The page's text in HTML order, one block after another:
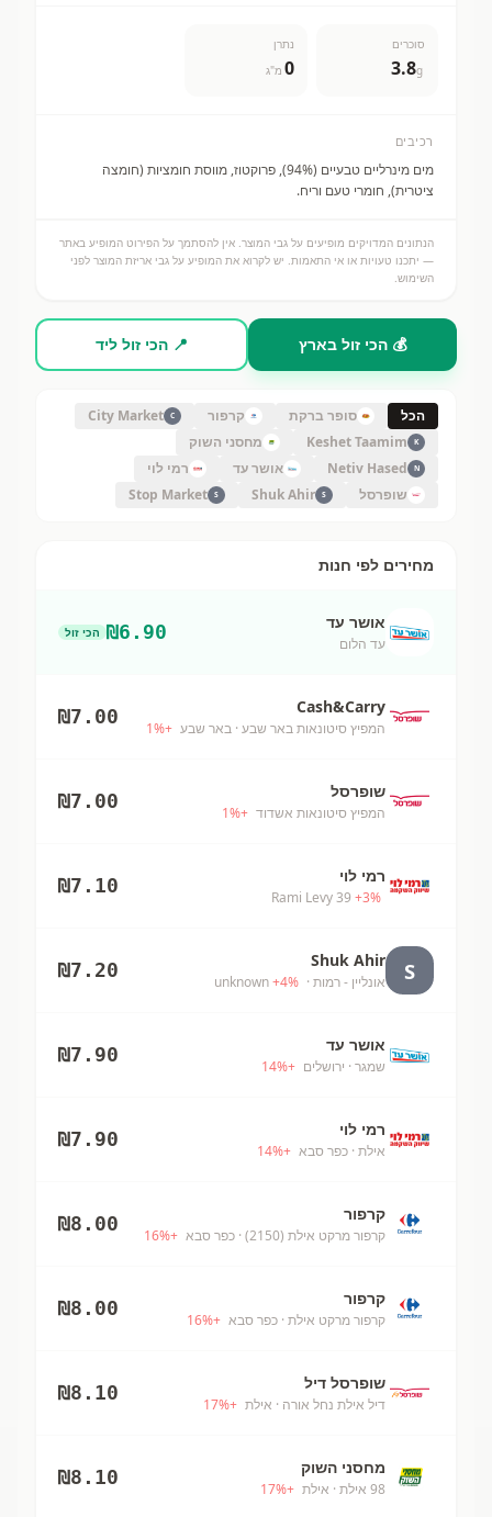
סוכרים
3.8g
נתרן
0 מ"ג
רכיבים
מים מינרליים טבעיים (94%), פרוקטוז, מווסת חומציות (חומצה
ציטרית), חומרי טעם וריח.
הנתונים המדויקים מופיעים על גבי המוצר. אין להסתמך על הפירוט המופיע באתר
— יתכנו טעויות או אי התאמות. יש לקרוא את המופיע על גבי אריזת המוצר לפני
השימוש.
💰 הכי זול בארץ 📍 הכי זול ליד
הכל סופר ברקת קרפור C
City Market
K
Keshet Taamim מחסני השוק
N
Netiv Hased אושר עד
רמי לוי
שופרסל
S
Shuk Ahir
S
Stop Market
מחירים לפי חנות
אושר עד
עד הלום
₪6.90 הכי זול
Cash&Carry
המפיץ סיטונאות באר שבע · באר שבע +
1%
₪7.00
שופרסל
המפיץ סיטונאות אשדוד +
1%
₪7.00
רמי לוי
Rami Levy 39 +3%
₪7.10
S
Shuk Ahir
אונליין - רמות · unknown
+4%
₪7.20
אושר עד
שמגר · ירושלים +
14%
₪7.90
רמי לוי
אילת · כפר סבא +
14%
₪7.90
קרפור
קרפור מרקט אילת (2150) · כפר סבא +
16%
₪8.00
קרפור
קרפור מרקט אילת · כפר סבא +
16%
₪8.00
שופרסל דיל
דיל אילת נחל אורה · אילת +
17%
₪8.10
מחסני השוק
98 אילת · אילת +
17%
₪8.10